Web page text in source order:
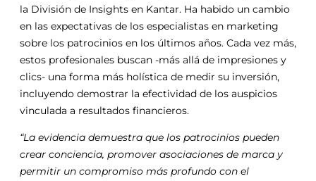
la División de Insights en Kantar. Ha habido un cambio
en las expectativas de los especialistas en marketing
sobre los patrocinios en los últimos años. Cada vez más,
estos profesionales buscan -más allá de impresiones y
clics- una forma más holística de medir su inversión,
incluyendo demostrar la efectividad de los auspicios
vinculada a resultados financieros.
“La evidencia demuestra que los patrocinios pueden
crear conciencia, promover asociaciones de marca y
permitir un compromiso más profundo con el